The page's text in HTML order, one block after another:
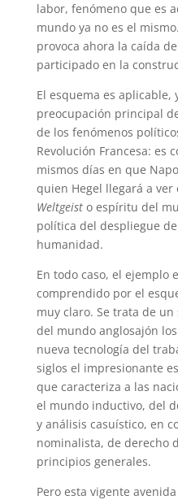
labor, fenómeno que es
mundo ya no es el
provoca ahora la caída
participado en la
El esquema es aplicable,
preocupación principal
de los fenómenos
Revolución Francesa: es
mismos días en que
quien Hegel llegará a
Weltgeisto espíritu del
política del despliegue
humanidad.
En todo caso, el ejemplo
comprendido por el
muy claro. Se trata de
del mundo anglosajón
nueva tecnología del
siglos el impresionante
que caracteriza a las
el mundo inductivo, del
y análisis casuístico, en
nominalista, de derecho
principios generales.
Pero esta vigente